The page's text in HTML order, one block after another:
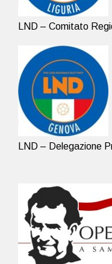
LND – Comitato
LND – Delegazione